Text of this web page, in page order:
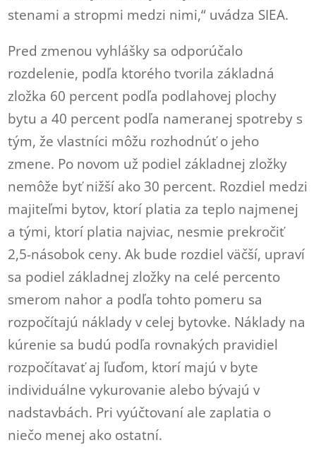
stenami a stropmi medzi nimi,“ uvádza SIEA.
Pred zmenou vyhlášky sa odporúčalo
rozdelenie, podľa ktorého tvorila základná
zložka 60 percent podľa podlahovej plochy
bytu a 40 percent podľa nameranej spotreby s
tým, že vlastníci môžu rozhodnúť o jeho
zmene. Po novom už podiel základnej zložky
nemôže byť nižší ako 30 percent. Rozdiel medzi
majiteľmi bytov, ktorí platia za teplo najmenej
a tými, ktorí platia najviac, nesmie prekročiť
2,5-násobok ceny. Ak bude rozdiel väčší, upraví
sa podiel základnej zložky na celé percento
smerom nahor a podľa tohto pomeru sa
rozpočítajú náklady v celej bytovke. Náklady na
kúrenie sa budú podľa rovnakých pravidiel
rozpočítavať aj ľuďom, ktorí majú v byte
individuálne vykurovanie alebo bývajú v
nadstavbách. Pri vyúčtovaní ale zaplatia o
niečo menej ako ostatní.